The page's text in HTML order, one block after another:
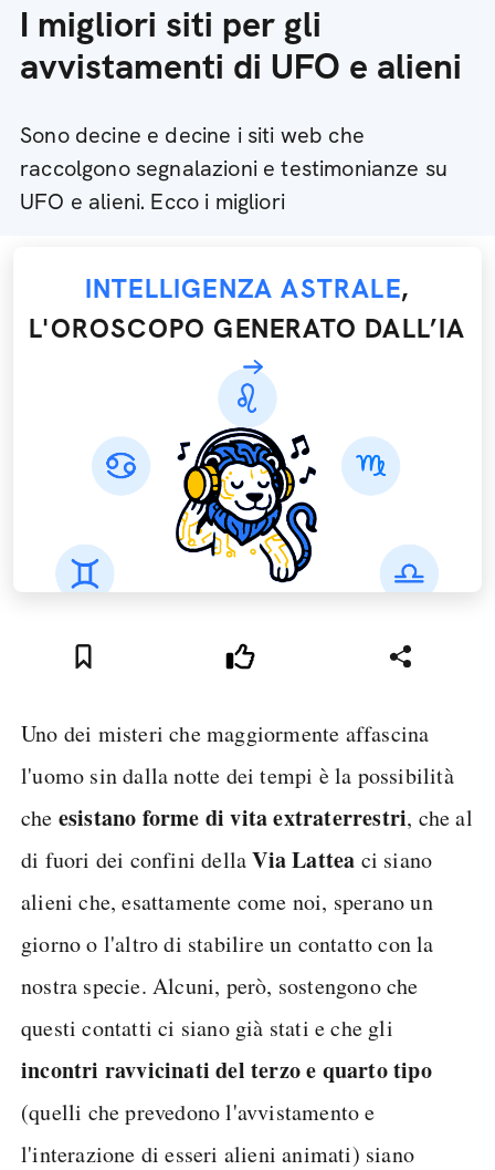
I migliori siti per gli
avvistamenti di UFO e alieni
Sono decine e decine i siti web che
raccolgono segnalazioni e testimonianze su
UFO e alieni. Ecco i migliori
INTELLIGENZA ASTRALE,
L'OROSCOPO GENERATO DALL’IA
Uno dei misteri che maggiormente affascina
l'uomo sin dalla notte dei tempi è la possibilità
che esistano forme di vita extraterrestri, che al
di fuori dei confini dellaVia Lattea ci siano
alieni che, esattamente come noi, sperano un
giorno o l'altro di stabilire un contatto con la
nostra specie. Alcuni, però, sostengono che
questi contatti ci siano già stati e che gli
incontri ravvicinati del terzo e quarto tipo
(quelli che prevedono l'avvistamento e
l'interazione di esseri alieni animati) siano